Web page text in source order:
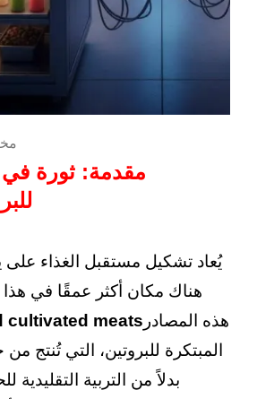
مقدمة: ثورة في
يُعاد تشكيل مستقبل الغذاء
هناك مكان أكثر عمقًا في
cultivated meats هذه المصادر
المبتكرة للبروتين، التي تُنتج من
بدلاً من التربية التقليدية